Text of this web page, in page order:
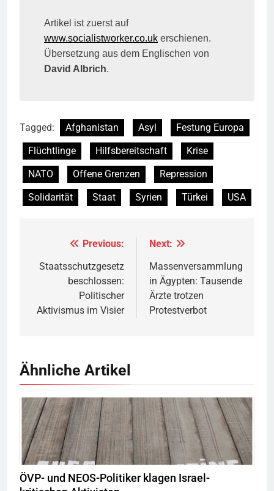
Artikel ist zuerst auf
www.socialistworker.co.uk erschienen.
Übersetzung aus dem Englischen von
David Albrich.
Tagged: Afghanistan Asyl
Festung Europa
Flüchtlinge
Hilfsbereitschaft
Krise
NATO
Offene Grenzen
Repression
Solidarität
Staat Syrien Türkei USA
Beitragsnavigation
Previous:
Staatsschutzgesetz
beschlossen:
Politischer
Aktivismus im Visier
Next:
Massenversammlung
in Ägypten: Tausende
Ärzte trotzen
Protestverbot
Ähnliche Artikel
Montecruz Foto flickr, Quelle © CC BY-SA 2.0
ÖVP- und NEOS-Politiker klagen Israel-